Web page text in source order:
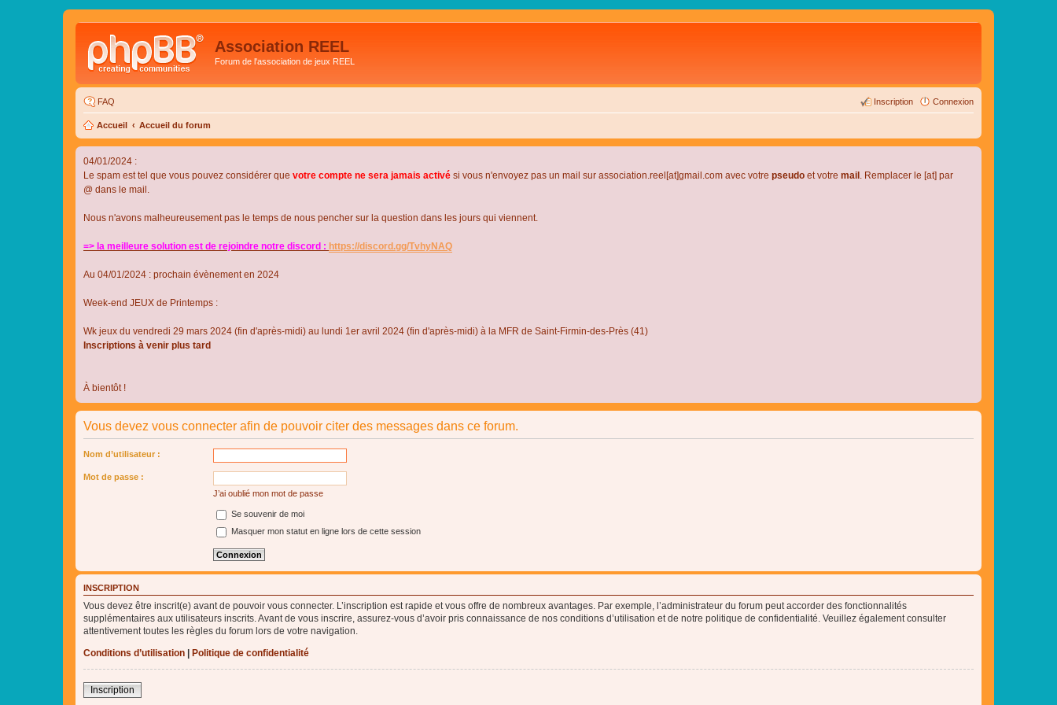
Association REEL
Forum de l'association de jeux REEL
FAQ Connexion
Inscription
Accueil Accueil du forum
04/01/2024 :
Le spam est tel que vous pouvez considérer que votre compte ne sera jamais activé si vous n'envoyez pas un mail sur association.reel[at]gmail.com avec votre pseudo et votre mail . Remplacer le [at] par
@ dans le mail.
Nous n'avons malheureusement pas le temps de nous pencher sur la question dans les jours qui viennent.
=> la meilleure solution est de rejoindre notre discord : https://discord.gg/TvhyNAQ
Au 04/01/2024 : prochain évènement en 2024
Week-end JEUX de Printemps :
Wk jeux du vendredi 29 mars 2024 (fin d'après-midi) au lundi 1er avril 2024 (fin d'après-midi) à la MFR de Saint-Firmin-des-Près (41)
Inscriptions à venir plus tard
À bientôt !
Vous devez vous connecter afin de pouvoir citer des messages dans ce forum.
Nom d’utilisateur :
Mot de passe :
J’ai oublié mon mot de passe
Se souvenir de moi
Masquer mon statut en ligne lors de cette session
INSCRIPTION
Vous devez être inscrit(e) avant de pouvoir vous connecter. L’inscription est rapide et vous offre de nombreux avantages. Par exemple, l’administrateur du forum peut accorder des fonctionnalités
supplémentaires aux utilisateurs inscrits. Avant de vous inscrire, assurez-vous d’avoir pris connaissance de nos conditions d’utilisation et de notre politique de confidentialité. Veuillez également consulter
attentivement toutes les règles du forum lors de votre navigation.
Conditions d’utilisation
Politique de confidentialité
Inscription